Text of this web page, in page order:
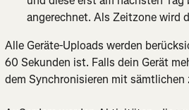
angerechnet. Als Zeitzone wird
Alle Geräte-Uploads werden
60 Sekunden ist. Falls dein Gerät
dem Synchronisieren mit